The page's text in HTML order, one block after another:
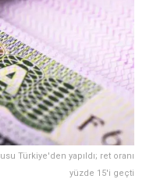
Türkiye'den yapıldı; ret oranı
yüzde 15'i geçti